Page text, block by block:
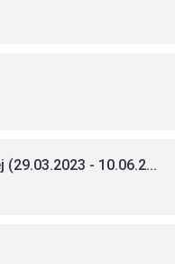
- 10.06.2...